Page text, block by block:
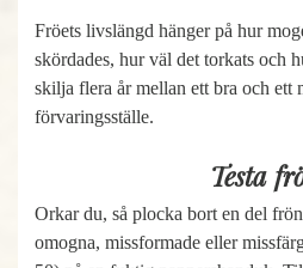
Fröets livslängd hänger på hur
skördades, hur väl det torkats och
skilja flera år mellan ett bra och ett
förvaringsställe.
Testa
Orkar du, så plocka bort en del
omogna, missformade eller